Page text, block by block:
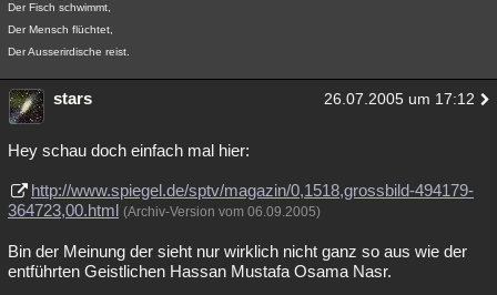
Der Fisch schwimmt,
Der Mensch flüchtet,
Der Ausserirdische reist.
stars 26.07.2005 um 17:12
Hey schau doch einfach mal hier:
http://www.spiegel.de/sptv/magazin/0,1518,grossbild-494179-
364723,00.html (Archiv-Version vom 06.09.2005)
Bin der Meinung der sieht nur wirklich nicht ganz so aus wie der
entführten Geistlichen Hassan Mustafa Osama Nasr.